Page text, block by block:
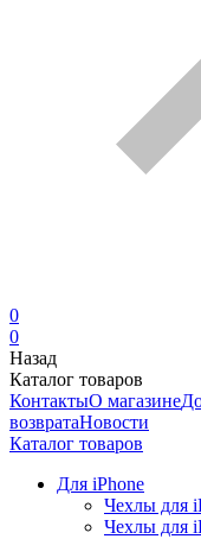
0
0
Назад
Каталог товаров
КонтактыО магазине
возвратаНовости
Каталог товаров
Для iPhone
Чехлы для
Чехлы для